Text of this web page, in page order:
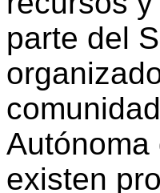
parte del
Autónoma
existen